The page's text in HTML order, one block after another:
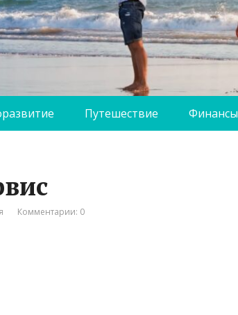
Путешествие Финансы
Комментарии: 0